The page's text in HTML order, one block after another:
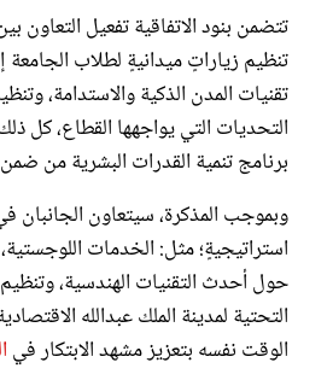
تتضمن بنود الاتفاقية تفعيل التعاون
تنظيم زياراتٍ ميدانيةٍ لطلاب
تقنيات المدن الذكية والاستدامة،
التحديات التي يواجهها القطاع، كل
برنامج تنمية القدرات البشرية من ضمن رؤية السعودية 2030،
وبموجب المذكرة، سيتعاون
استراتيجيةٍ؛ مثل: الخدمات
حول أحدث التقنيات الهندسية،
التحتية لمدينة الملك عبدالله
الوقت نفسه بتعزيز مشهد الابتكار في